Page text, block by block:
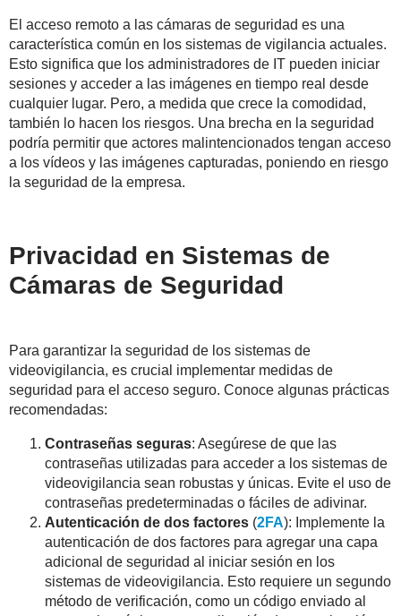
El acceso remoto a las cámaras de seguridad es una
característica común en los sistemas de vigilancia actuales.
Esto significa que los administradores de IT pueden iniciar
sesiones y acceder a las imágenes en tiempo real desde
cualquier lugar. Pero, a medida que crece la comodidad,
también lo hacen los riesgos. Una brecha en la seguridad
podría permitir que actores malintencionados tengan acceso
a los vídeos y las imágenes capturadas, poniendo en riesgo
la seguridad de la empresa.
Privacidad en Sistemas de
Cámaras de Seguridad
Para garantizar la seguridad de los sistemas de
videovigilancia, es crucial implementar medidas de
seguridad para el acceso seguro. Conoce algunas prácticas
recomendadas:
Contraseñas seguras: Asegúrese de que las
contraseñas utilizadas para acceder a los sistemas de
videovigilancia sean robustas y únicas. Evite el uso de
contraseñas predeterminadas o fáciles de adivinar.
Autenticación de dos factores (2FA): Implemente la
autenticación de dos factores para agregar una capa
adicional de seguridad al iniciar sesión en los
sistemas de videovigilancia. Esto requiere un segundo
método de verificación, como un código enviado al